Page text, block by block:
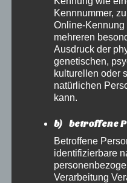
Vorbau für
Nägelstedt
Posted onMärz 5, 2022
Am 05.03.2022
den Musikverein
Arbeit am
Kennnummer,
Online-Kennung
mehreren
Ausdruck der
genetischen,
kulturellen oder
natürlichen
kann.
b) betroffene
Betroffene
identifizierbare
Verarbeitung